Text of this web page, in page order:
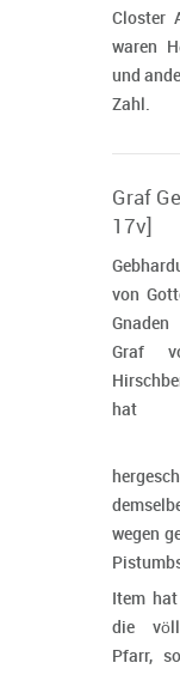
Closter
waren
und
Zahl.
Graf
17v]
von
Gnaden
Graf
hat
wegen
Item
die
Pfarr,